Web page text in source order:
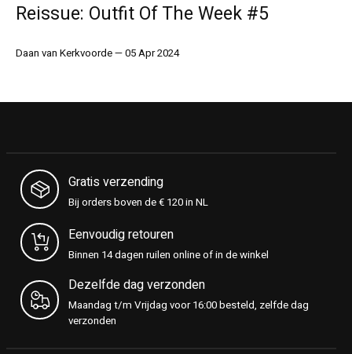
Reissue: Outfit Of The Week #5
Daan van Kerkvoorde—05 Apr 2024
Gratis verzending
Bij orders boven de € 120 in NL
Eenvoudig retouren
Binnen 14 dagen ruilen online of in de winkel
Dezelfde dag verzonden
Maandag t/m Vrijdag voor 16:00 besteld, zelfde dag
verzonden